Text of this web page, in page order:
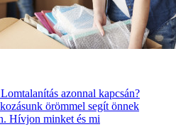
azonnal kapcsán?
örömmel segít önnek
Hívjon minket és mi